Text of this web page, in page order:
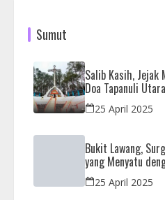
Sumut
Salib Kasih,
Doa Tapanuli Utara
25 April 2025
Bukit Lawang,
yang Menyatu
25 April 2025